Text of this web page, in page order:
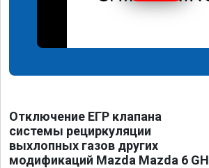
Отключение ЕГР клапана
системы рециркуляции
выхлопных газов других
модификаций Mazda Mazda 6 GH